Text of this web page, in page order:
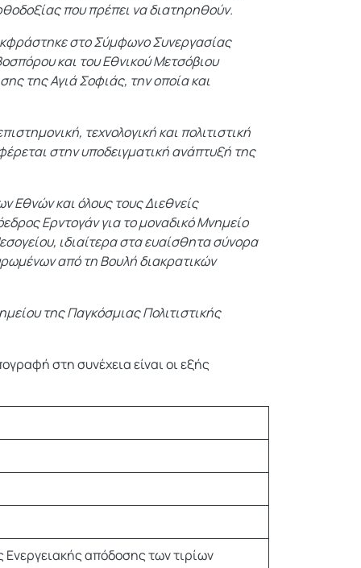
που πρέπει να διατηρηθούν.
στο Σύμφωνο Συνεργασίας
και του Εθνικού Μετσόβιου
της Αγιά Σοφιάς, την οποία και
τεχνολογική και πολιτιστική
στην υποδειγματική ανάπτυξή της
Εθνών και όλους τους Διεθνείς
Ερντογάν για το μοναδικό Μνημείο
ιδιαίτερα στα ευαίσθητα σύνορα
από τη Βουλή διακρατικών
της Παγκόσμιας Πολιτιστικής
στη συνέχεια είναι οι εξής
Ενεργειακής απόδοσης των τιρίων